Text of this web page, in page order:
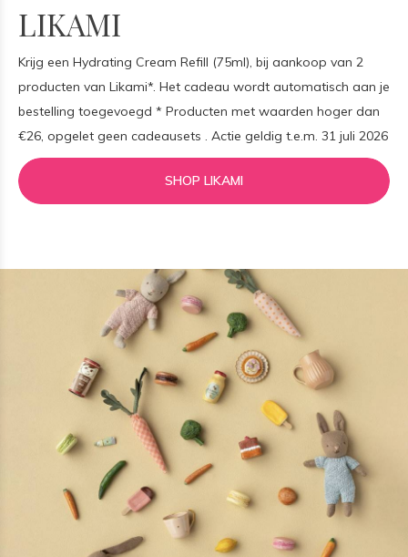
LIKAMI
Krijg een Hydrating Cream Refill (75ml), bij aankoop van 2
producten van Likami*. Het cadeau wordt automatisch aan je
bestelling toegevoegd * Producten met waarden hoger dan
€26, opgelet geen cadeausets . Actie geldig t.e.m. 31 juli 2026
SHOP LIKAMI